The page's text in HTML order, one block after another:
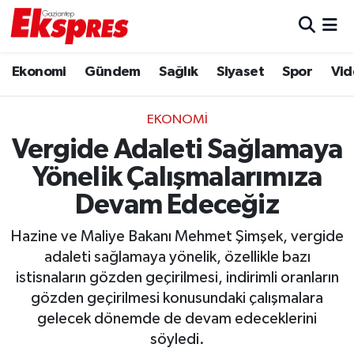
Ekonomi Gündem Sağlık Siyaset Spor
EKONOMI
Vergide Adaleti Sağlamaya
Yönelik Çalışmalarımıza
Devam Edeceğiz
Hazine ve Maliye Bakanı Mehmet Şimşek, vergide
adaleti sağlamaya yönelik, özellikle bazı
istisnaların gözden geçirilmesi, indirimli oranların
gözden geçirilmesi konusundaki çalışmalara
gelecek dönemde de devam edeceklerini
söyledi.
Ekonomi
Gaziantep son dakika
Genel
Haberler
Kültür Sanat
Trafik Durumu
Puan Durumu ve Fikstür
Tüm Manşetler
Haber Arşivi